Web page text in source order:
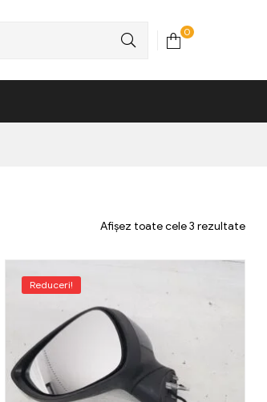
0
Afișez toate cele 3 rezultate
Reduceri!